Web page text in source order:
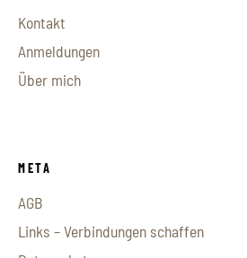
Kontakt
Anmeldungen
Über mich
META
AGB
Links – Verbindungen schaffen